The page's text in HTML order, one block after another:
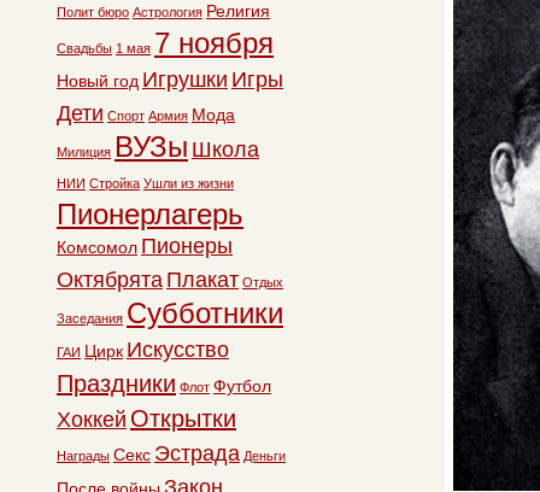
Полит бюро Астрология Религия
Свадьбы 1 мая 7 ноября
Новый год Игрушки Игры
Дети Спорт Армия Мода
Милиция ВУЗы Школа
НИИ Стройка Ушли из жизни
Пионерлагерь
Комсомол Пионеры
Октябрята Плакат Отдых
Заседания Субботники
ГАИ Цирк Искусство
Праздники Флот Футбол
Хоккей Открытки
Награды Секс Эстрада Деньги
Закон